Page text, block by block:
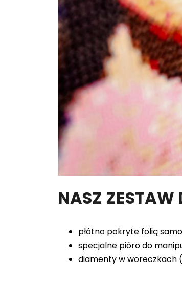
NASZ
płótno pokryte folią
specjalne pióro do
diamenty w woreczkach